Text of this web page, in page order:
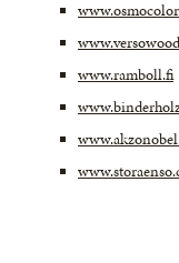
www.ramboll.fi